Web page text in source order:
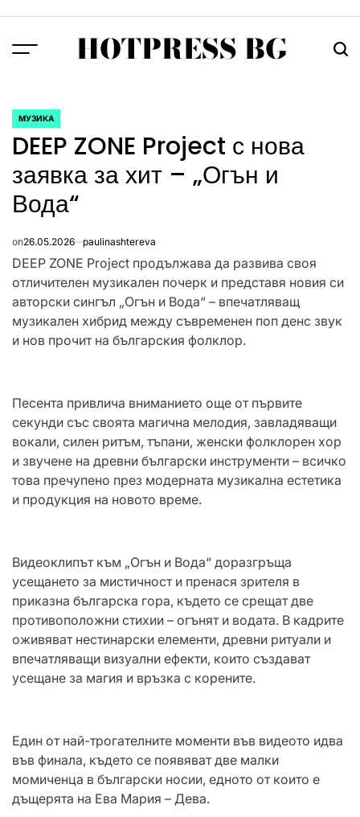
content
Menu HOTPRESS BG
POSTED
IN
МУЗИКА
DEEP ZONE Project с нова
заявка за хит – „Огън и
Вода“
on26.05.2026 paulinashtereva
DEEP ZONE Project продължава да развива своя
отличителен музикален почерк и представя новия си
авторски сингъл „Огън и Вода“ – впечатляващ
музикален хибрид между съвременен поп денс звук
и нов прочит на българския фолклор.
Песента привлича вниманието още от първите
секунди със своята магична мелодия, завладяващи
вокали, силен ритъм, тъпани, женски фолклорен хор
и звучене на древни български инструменти – всичко
това пречупено през модерната музикална естетика
и продукция на новото време.
Видеоклипът към „Огън и Вода“ доразгръща
усещането за мистичност и пренася зрителя в
приказна българска гора, където се срещат две
противоположни стихии – огънят и водата. В кадрите
оживяват нестинарски елементи, древни ритуали и
впечатляващи визуални ефекти, които създават
усещане за магия и връзка с корените.
Един от най-трогателните моменти във видеото идва
във финала, където се появяват две малки
момиченца в български носии, едното от които е
дъщерята на Ева Мария – Дева.